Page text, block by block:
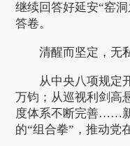
继续回答好延安“窑
答卷。
清醒而坚定，无
从中央八项规定
万钧；从巡视利剑高
度体系不断完善……
的“组合拳”，推动党